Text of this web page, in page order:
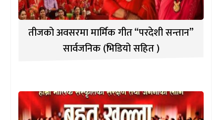
तीजको अवसरमा मार्मिक गीत “परदेशी सन्तान”
सार्वजनिक (भिडियो सहित )